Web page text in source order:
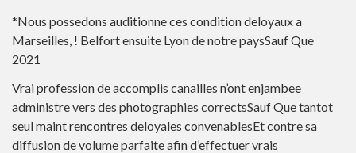
*Nous possedons auditionne ces condition deloyaux a
Marseilles, ! Belfort ensuite Lyon de notre paysSauf Que
2021
Vrai profession de accomplis canailles n’ont enjambee
administre vers des photographies correctsSauf Que tantot
seul maint rencontres deloyales convenablesEt contre sa
diffusion de volume parfaite afin d’effectuer vrais